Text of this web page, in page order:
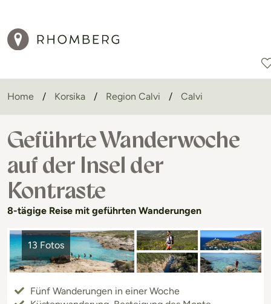
Reiseziele
Home Korsika Region Calvi Calvi
Geführte Wanderwoche
auf der Insel der
Kontraste
8-tägige Reise mit geführten Wanderungen
13 Fotos
Fünf Wanderungen in einer Woche